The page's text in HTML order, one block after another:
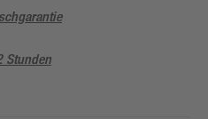
Stunden